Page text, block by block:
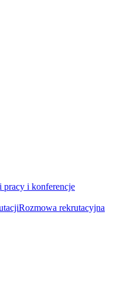
pracy i konferencje
Rozmowa rekrutacyjna